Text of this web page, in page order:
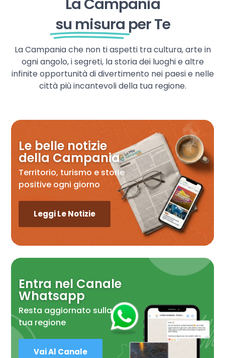
su misura per Te
La Campania che non ti aspetti tra cultura, arte in
ogni angolo, i segreti, la storia dei luoghi e altre
infinite opportunità di divertimento nei paesi e nelle
città più incantevoli della tua regione.
Le belle notizie
della Campania
Territorio, turismo e storie
positive ogni giorno
Leggi Le Notizie
Entra nel Canale
Whatsapp
Resta aggiornato sulla
tua regione
Vai Al Canale